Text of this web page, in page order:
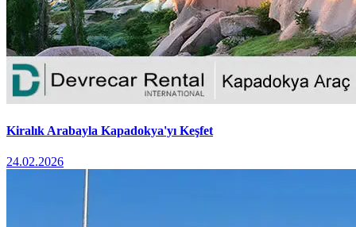
Kiralık Arabayla Kapadokya'yı Keşfet
24.02.2026